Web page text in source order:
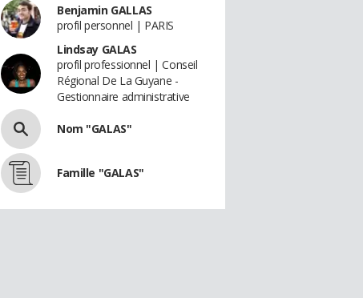
Benjamin GALLAS
profil personnel | PARIS
Lindsay GALAS
profil professionnel | Conseil
Régional De La Guyane -
Gestionnaire administrative
Nom "GALAS"
Famille "GALAS"